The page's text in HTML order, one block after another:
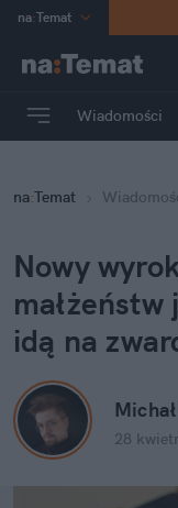
na:Temat
Poland
mama
Rozrywka
Wiadomości
na:Temat
Nowy
małżeństw
idą na
28